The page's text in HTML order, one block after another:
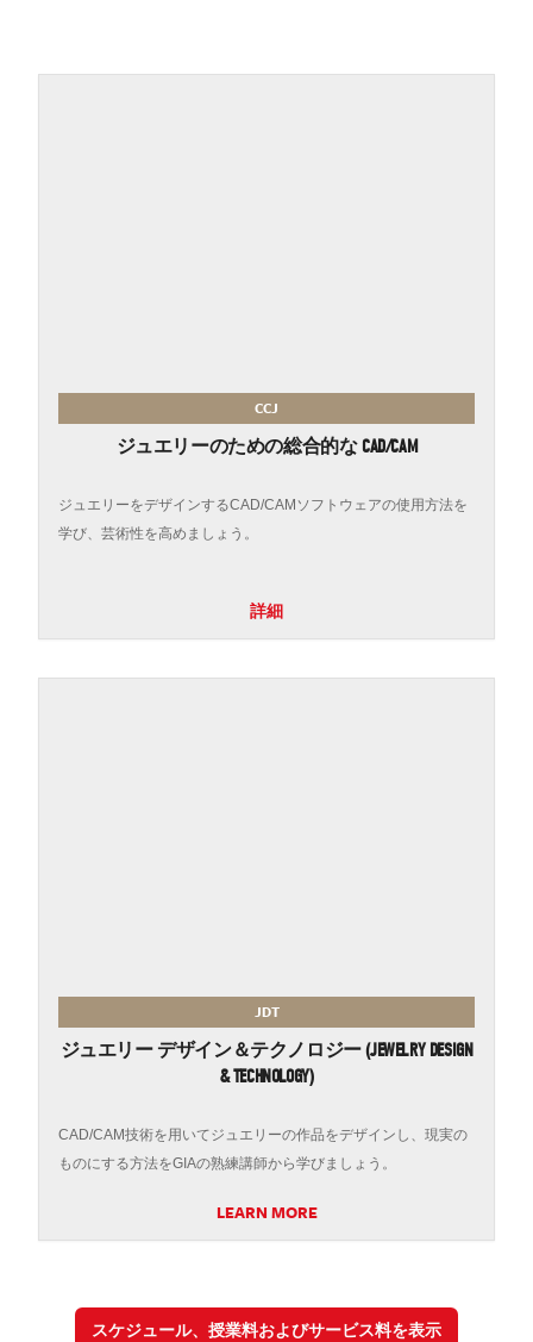
CCJ
ジュエリーのための総合的な CAD/CAM
ジュエリーをデザインするCAD/CAMソフトウェアの使用方法を
学び、芸術性を高めましょう。
詳細
JDT
ジュエリー デザイン＆テクノロジー (JEWELRY DESIGN
& TECHNOLOGY)
CAD/CAM技術を用いてジュエリーの作品をデザインし、現実の
ものにする方法をGIAの熟練講師から学びましょう。
LEARN MORE
スケジュール、授業料およびサービス料を表示